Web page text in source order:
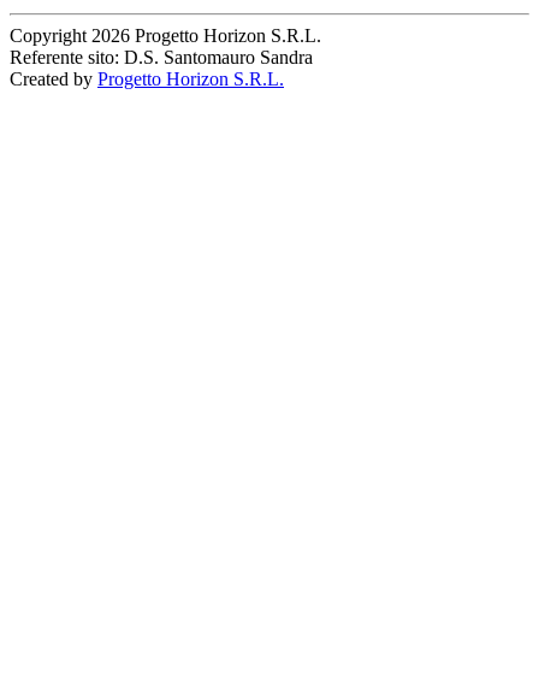
Copyright 2026 Progetto Horizon S.R.L.
Referente sito: D.S. Santomauro Sandra
Created by Progetto Horizon S.R.L.